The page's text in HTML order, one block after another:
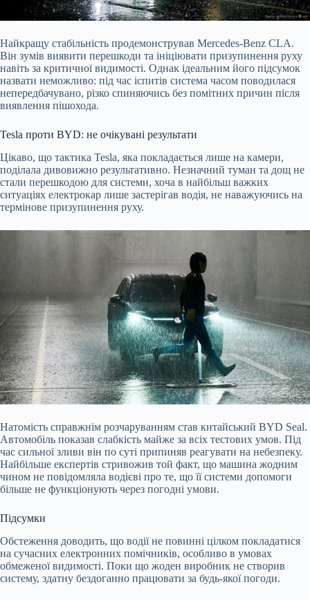
Найкращу стабільність продемонстрував Mercedes-Benz CLA.
Він зумів виявити перешкоди та ініціювати призупинення руху
навіть за критичної видимості. Однак ідеальним його підсумок
назвати неможливо: під час іспитів система часом поводилася
непередбачувано, різко спиняючись без помітних причин після
виявлення пішохода.
Tesla проти BYD: не очікувані результати
Цікаво, що тактика Tesla, яка покладається лише на камери,
поділала дивовижно результативно. Незначний туман та дощ не
стали перешкодою для системи, хоча в найбільш важких
ситуаціях електрокар лише застерігав водія, не наважуючись на
термінове призупинення руху.
Натомість справжнім розчаруванням став китайський BYD Seal.
Автомобіль показав слабкість майже за всіх тестових умов. Під
час сильної зливи він по суті припиняв реагувати на небезпеку.
Найбільше експертів стривожив той факт, що машина жодним
чином не повідомляла водієві про те, що її системи допомоги
більше не функціонують через погодні умови.
Підсумки
Обстеження доводить, що водії не повинні цілком покладатися
на сучасних електронних помічників, особливо в умовах
обмеженої видимості. Поки що жоден виробник не створив
систему, здатну бездоганно працювати за будь-якої погоди.